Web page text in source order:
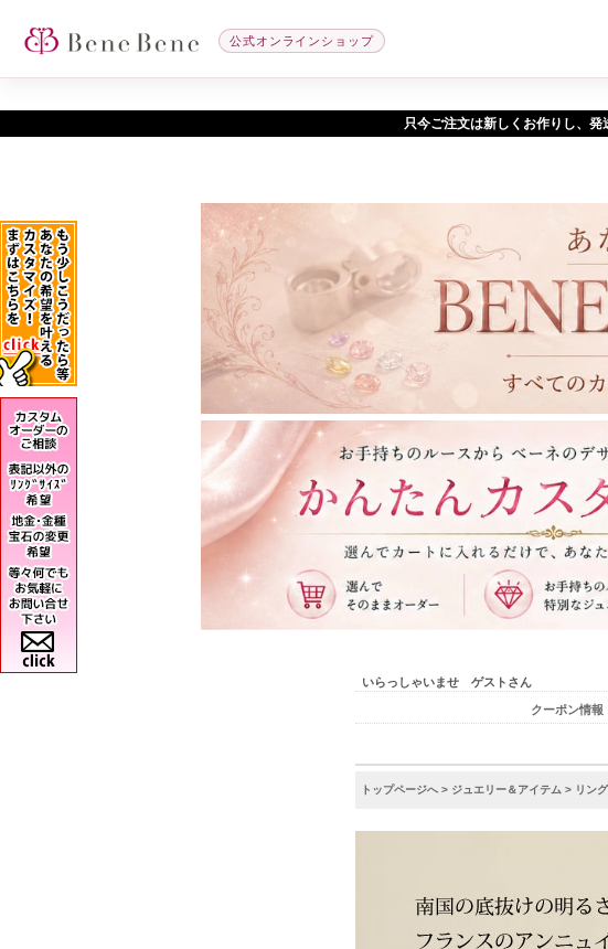
只今ご注文は新しくお作りし、発
公式オンラインショップ
いらっしゃいませ ゲストさん
クーポン情報
トップページへ > ジュエリー＆アイテム > リング